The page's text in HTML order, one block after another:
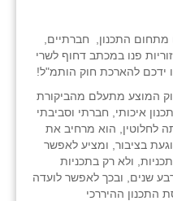
מתחום התכנון, חברתיים,
פנו במכתב דחוף לשרי
להארכת חוק הותמ"ל!
המוצע מתעלם מהביקורת
איכותי, חברתי וסביבתי
לחלוטין, הוא מרחיב את
בציבור, ומציע לאפשר
ולא רק בתכניות
שנים, ובכך לאפשר לועדה
התכנון ההיררכי